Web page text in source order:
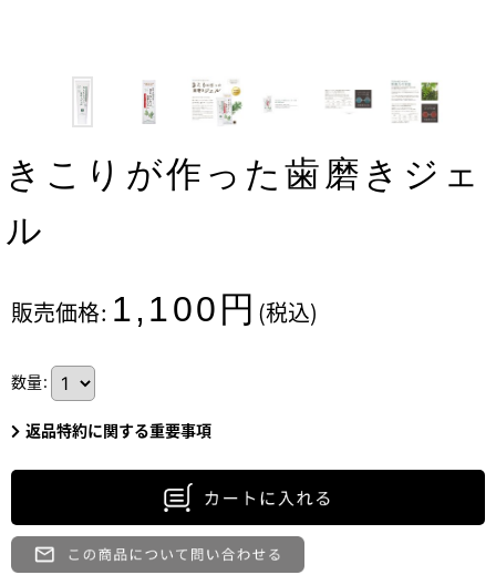
きこりが作った歯磨きジェ
ル
販売価格: 1,100 円 (税込)
数量:
返品特約に関する重要事項